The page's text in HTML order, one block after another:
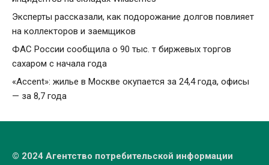
Эксперты рассказали, как подорожание долгов повлияет
на коллекторов и заемщиков
ФАС России сообщила о 90 тыс. т биржевых торгов
сахаром с начала года
«Accent»: жилье в Москве окупается за 24,4 года, офисы
— за 8,7 года
© 2024 Агентство потребительской информации